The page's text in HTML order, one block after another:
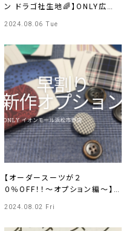
ン ドラゴ社生地🌈】ONLY広島
2024.08.06 Tue
【オーダースーツが２
０％OFF！！～オプション編～】
2024.08.02 Fri